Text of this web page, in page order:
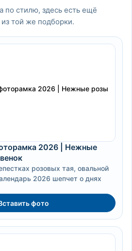
по стилю, здесь есть ещё
из той же подборки.
2026 | Нежные
розовых тая, овальной
2026 шепчет о днях
фото